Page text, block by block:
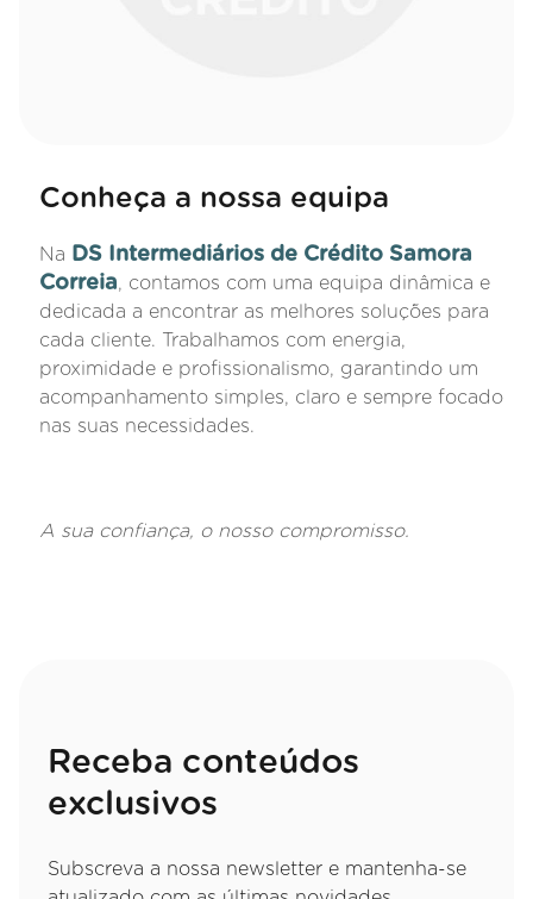
dedicada a encontrar as melhores soluções para
cada cliente. Trabalhamos com energia,
proximidade e profissionalismo, garantindo um
acompanhamento simples, claro e sempre focado
nas suas necessidades.
A sua confiança, o nosso compromisso.
atualizado com as últimas novidades.